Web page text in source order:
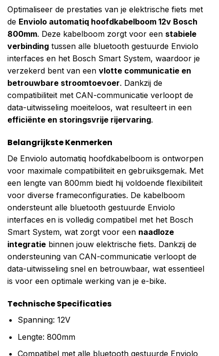
Optimaliseer de prestaties van je elektrische fiets met
de Enviolo automatiq hoofdkabelboom 12v Bosch
800mm. Deze kabelboom zorgt voor een stabiele
verbinding tussen alle bluetooth gestuurde Enviolo
interfaces en het Bosch Smart System, waardoor je
verzekerd bent van een vlotte communicatie en
betrouwbare stroomtoevoer. Dankzij de
compatibiliteit met CAN-communicatie verloopt de
data-uitwisseling moeiteloos, wat resulteert in een
efficiënte en storingsvrije rijervaring.
Belangrijkste Kenmerken
De Enviolo automatiq hoofdkabelboom is ontworpen
voor maximale compatibiliteit en gebruiksgemak. Met
een lengte van 800mm biedt hij voldoende flexibiliteit
voor diverse frameconfiguraties. De kabelboom
ondersteunt alle bluetooth gestuurde Enviolo
interfaces en is volledig compatibel met het Bosch
Smart System, wat zorgt voor een naadloze
integratie binnen jouw elektrische fiets. Dankzij de
ondersteuning van CAN-communicatie verloopt de
data-uitwisseling snel en betrouwbaar, wat essentieel
is voor een optimale werking van je e-bike.
Technische Specificaties
Spanning: 12V
Lengte: 800mm
Compatibel met alle bluetooth gestuurde Enviolo